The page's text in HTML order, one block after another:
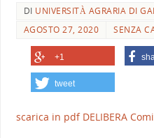
DI UNIVERSITÀ AGRARIA DI
AGOSTO 27, 2020
SENZA
+1
tweet
scarica in pdf DELIBERA